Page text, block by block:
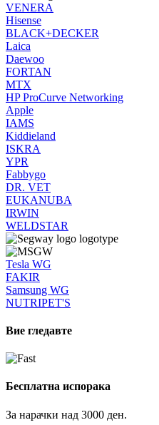
VENERA
Hisense
BLACK+DECKER
Laica
Daewoo
FORTAN
MTX
HP ProCurve Networking
Apple
IAMS
Kiddieland
ISKRA
YPR
Fabbygo
DR. VET
EUKANUBA
IRWIN
WELDSTAR
Tesla WG
FAKIR
Samsung WG
NUTRIPET'S
Вие гледавте
Бесплатна испорака
За нарачки над 3000 ден.